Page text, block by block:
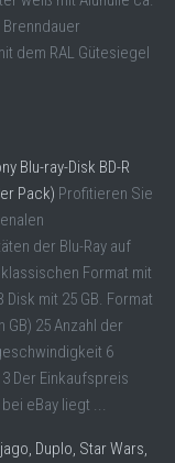
Brenndauer
dem RAL Gütesiegel
Blu-ray-Disk BD-R
Pack) Profitieren Sie
der Blu-Ray auf
Format mit
Disk mit 25 GB. Format
GB) 25 Anzahl der
6
Der Einkaufspreis
eBay liegt ...
Duplo, Star Wars,